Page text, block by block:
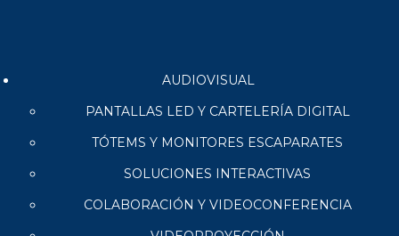
AUDIOVISUAL
PANTALLAS LED Y CARTELERÍA DIGITAL
TÓTEMS Y MONITORES ESCAPARATES
SOLUCIONES INTERACTIVAS
COLABORACIÓN Y VIDEOCONFERENCIA